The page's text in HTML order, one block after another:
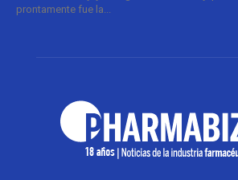
prontamente fue la...